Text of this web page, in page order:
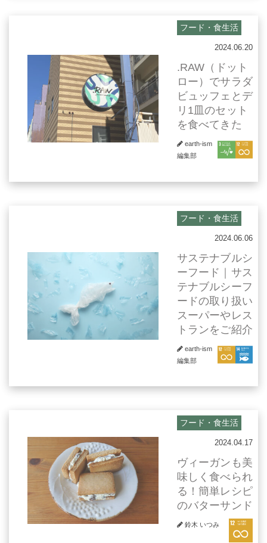
フード・食生活
2024.06.20
.RAW（ドット
ロー）でサラダ
ビュッフェとデ
リ1皿のセット
を食べてきた
earth-ism
編集部
フード・食生活
2024.06.06
サステナブルシ
ーフード｜サス
テナブルシーフ
ードの取り扱い
スーパーやレス
トランをご紹介
earth-ism
編集部
フード・食生活
2024.04.17
ヴィーガンも美
味しく食べられ
る！簡単レシピ
のバターサンド
鈴木 いつみ